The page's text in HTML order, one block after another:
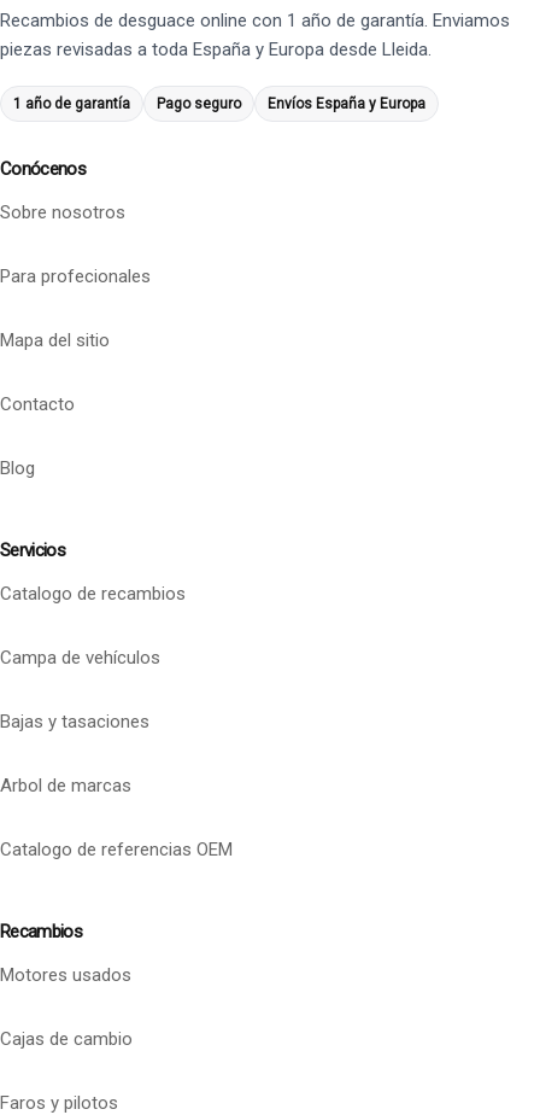
Recambios de desguace online con 1 año de garantía. Enviamos
piezas revisadas a toda España y Europa desde Lleida.
1 año de garantía Pago seguro Envíos España y Europa
Conócenos
Sobre nosotros
Para profecionales
Mapa del sitio
Contacto
Blog
Servicios
Catalogo de recambios
Campa de vehículos
Bajas y tasaciones
Arbol de marcas
Catalogo de referencias OEM
Recambios
Motores usados
Cajas de cambio
Faros y pilotos